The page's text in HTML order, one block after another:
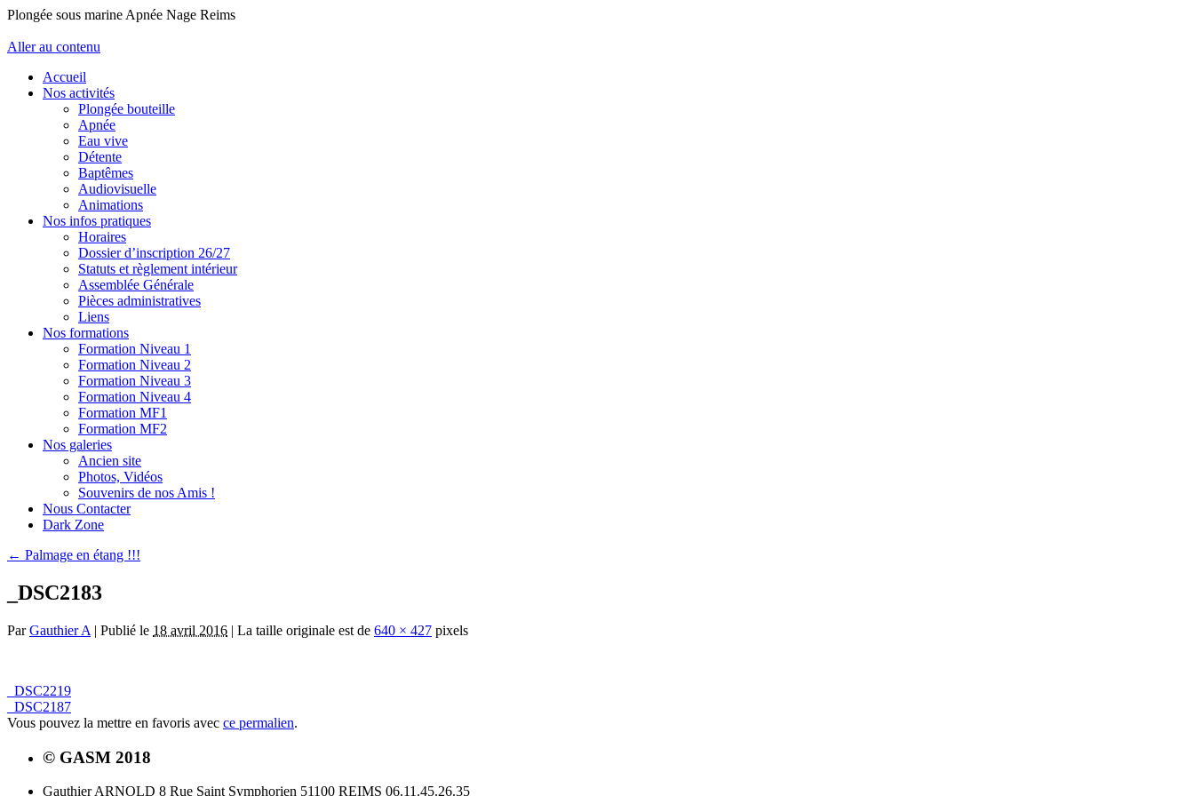
Plongée sous marine Apnée Nage Reims
Aller au contenu
Accueil
Nos activités
Plongée bouteille
Apnée
Eau vive
Détente
Baptêmes
Audiovisuelle
Animations
Nos infos pratiques
Horaires
Dossier d’inscription 26/27
Statuts et règlement intérieur
Assemblée Générale
Pièces administratives
Liens
Nos formations
Formation Niveau 1
Formation Niveau 2
Formation Niveau 3
Formation Niveau 4
Formation MF1
Formation MF2
Nos galeries
Ancien site
Photos, Vidéos
Souvenirs de nos Amis !
Nous Contacter
Dark Zone
← Palmage en étang !!!
_DSC2183
Par Gauthier A | Publié le 18 avril 2016 | La taille originale est de 640 × 427 pixels
_DSC2219
_DSC2187
Vous pouvez la mettre en favoris avec ce permalien.
© GASM 2018
Gauthier ARNOLD 8 Rue Saint Symphorien 51100 REIMS 06.11.45.26.35